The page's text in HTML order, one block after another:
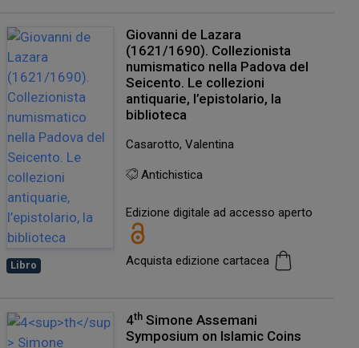
Libro
Giovanni de Lazara
(1621/1690). Collezionista
numismatico nella Padova del
Seicento. Le collezioni
antiquarie, l’epistolario, la
biblioteca
Casarotto, Valentina
Antichistica
Edizione digitale ad accesso aperto
Acquista edizione cartacea
4thSimone Assemani
Symposium on Islamic Coins